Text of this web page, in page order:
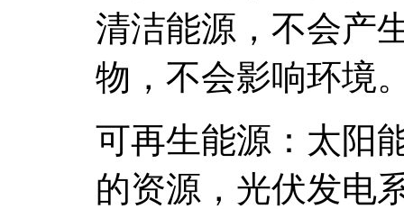
清洁能源，不会产
物，不会影响环境
可再生能源：太阳
的资源，光伏发电